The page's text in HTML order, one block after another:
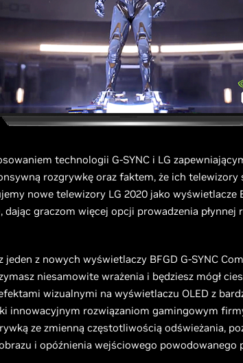
technologii G-SYNC i LG
rozgrywkę oraz faktem, że ich telewizory
nowe telewizory LG 2020 jako wyświetlacze
dając graczom więcej opcji prowadzenia płynnej
jeden z nowych wyświetlaczy BFGD G-SYNC
niesamowite wrażenia i będziesz mógł
wizualnymi na wyświetlaczu OLED z
innowacyjnym rozwiązaniom gamingowym
ze zmienną częstotliwością odświeżania,
i opóźnienia wejściowego powodowanego